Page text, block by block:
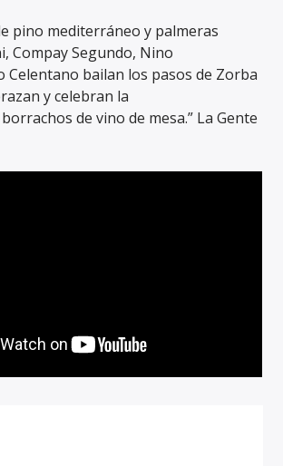
pino mediterráneo y palmeras
Compay Segundo, Nino
Celentano bailan los pasos de Zorba
y celebran la
de vino de mesa.” La Gente